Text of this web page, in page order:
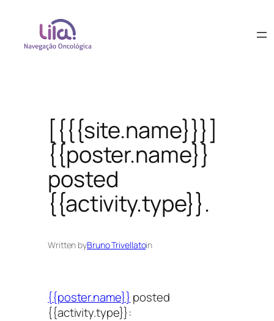
[{{{site.name}}}]
{{poster.name}}
posted
{{activity.type}}.
Written byBruno Trivellatoin
{{poster.name}} posted
{{activity.type}}: